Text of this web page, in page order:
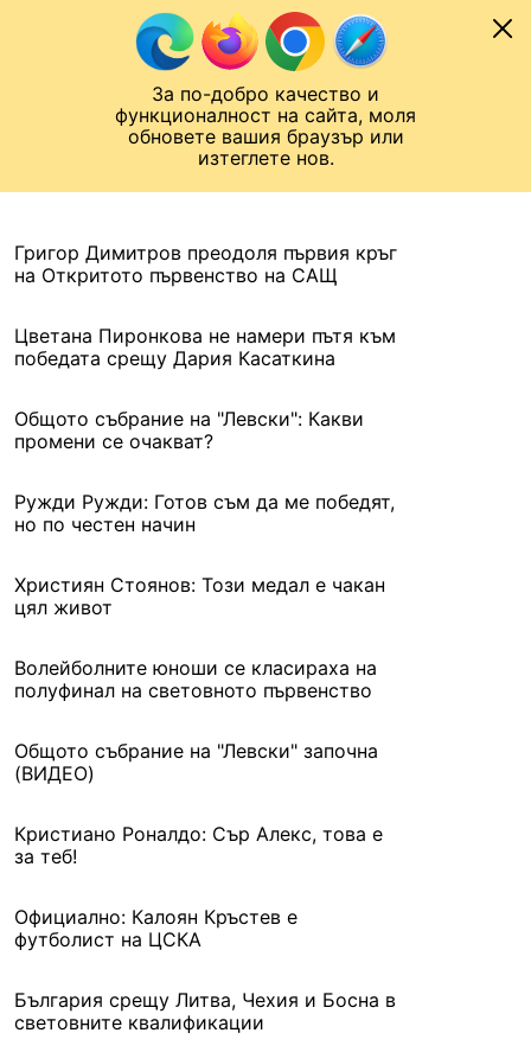
За по-добро качество и
функционалност на сайта, моля
обновете вашия браузър или
изтеглете нов.
Към съдържанието
Лига на Конференциите
Григор Димитров преодоля първия кръг
на Откритото първенство на САЩ
Цветана Пиронкова не намери пътя към
победата срещу Дария Касаткина
Общото събрание на "Левски": Какви
промени се очакват?
Ружди Ружди: Готов съм да ме победят,
но по честен начин
Християн Стоянов: Този медал е чакан
цял живот
Волейболните юноши се класираха на
полуфинал на световното първенство
Общото събрание на "Левски" започна
(ВИДЕО)
Кристиано Роналдо: Сър Алекс, това е
за теб!
Официално: Калоян Кръстев е
футболист на ЦСКА
България срещу Литва, Чехия и Босна в
световните квалификации